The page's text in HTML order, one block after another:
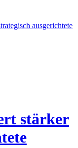
ausgerichtete
stärker